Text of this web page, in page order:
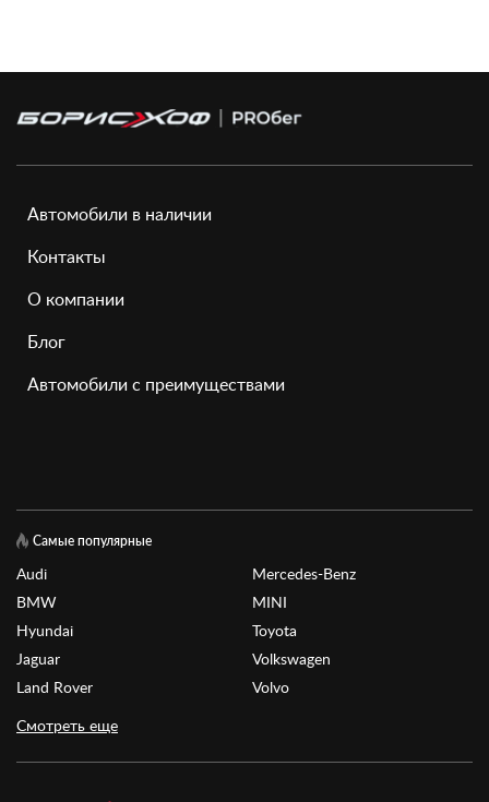
Автомобили в наличии
Контакты
О компании
Блог
Автомобили с преимуществами
Самые популярные
Audi
BMW
Hyundai
Jaguar
Land Rover
Mercedes-Benz
MINI
Toyota
Volkswagen
Volvo
Смотреть еще